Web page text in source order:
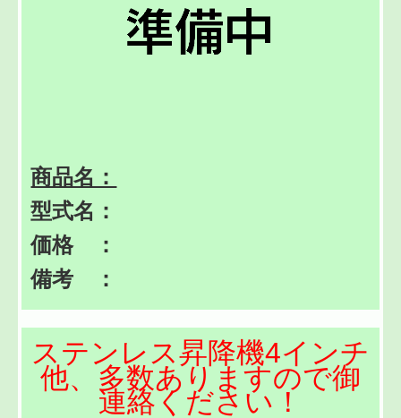
商品名：
型式名：
価格 ：
備考 ：
ステンレス昇降機4インチ
他、多数ありますので御
連絡ください！